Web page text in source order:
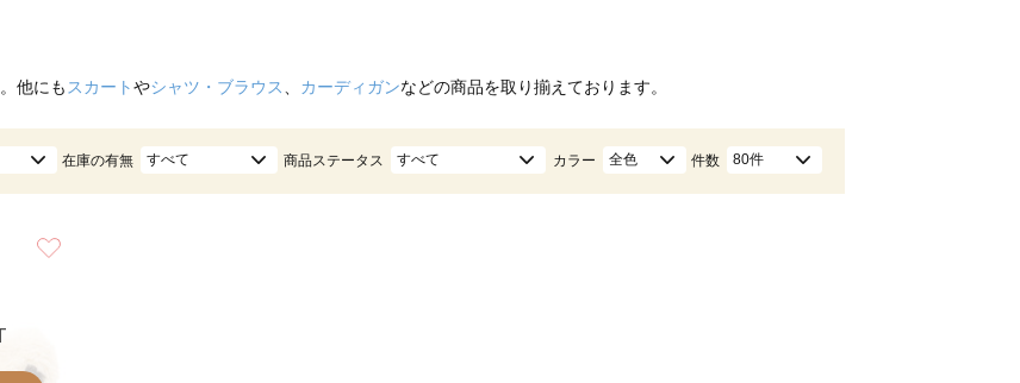
他にも スカートやシャツ・ブラウス カーディガンなどの商品を取り揃えております。
在庫の有無 すべて 商品ステータス すべて カラー 全色 件数 80件